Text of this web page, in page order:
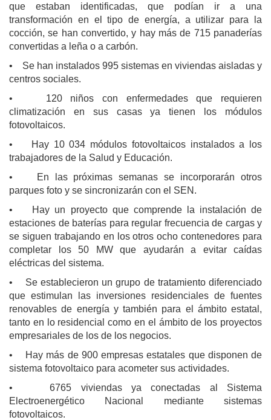
que estaban identificadas, que podían ir a una
transformación en el tipo de energía, a utilizar para la
cocción, se han convertido, y hay más de 715 panaderías
convertidas a leña o a carbón.
• Se han instalados 995 sistemas en viviendas aisladas y
centros sociales.
• 120 niños con enfermedades que requieren
climatización en sus casas ya tienen los módulos
fotovoltaicos.
• Hay 10 034 módulos fotovoltaicos instalados a los
trabajadores de la Salud y Educación.
• En las próximas semanas se incorporarán otros
parques foto y se sincronizarán con el SEN.
• Hay un proyecto que comprende la instalación de
estaciones de baterías para regular frecuencia de cargas y
se siguen trabajando en los otros ocho contenedores para
completar los 50 MW que ayudarán a evitar caídas
eléctricas del sistema.
• Se establecieron un grupo de tratamiento diferenciado
que estimulan las inversiones residenciales de fuentes
renovables de energía y también para el ámbito estatal,
tanto en lo residencial como en el ámbito de los proyectos
empresariales de los de los negocios.
• Hay más de 900 empresas estatales que disponen de
sistema fotovoltaico para acometer sus actividades.
• 6765 viviendas ya conectadas al Sistema
Electroenergético Nacional mediante sistemas
fotovoltaicos.